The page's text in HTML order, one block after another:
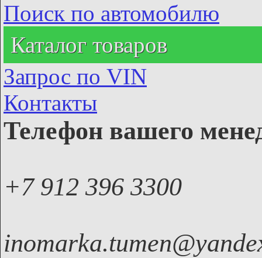
Поиск по автомобилю
Каталог товаров
Запрос по VIN
Контакты
Телефон вашего
+7 912 396 3300